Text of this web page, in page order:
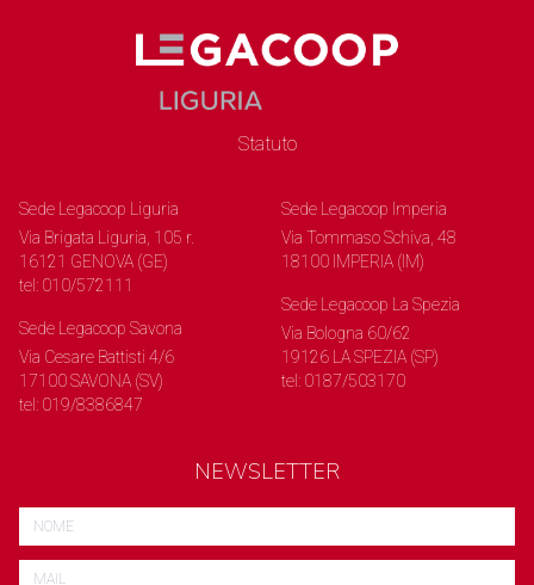
Statuto
Sede Legacoop Liguria
Via Brigata Liguria, 105 r.
16121 GENOVA (GE)
tel: 010/572111
Sede Legacoop Savona
Via Cesare Battisti 4/6
17100 SAVONA (SV)
tel: 019/8386847
Sede Legacoop Imperia
Via Tommaso Schiva, 48
18100 IMPERIA (IM)
Sede Legacoop La Spezia
Via Bologna 60/62
19126 LA SPEZIA (SP)
tel: 0187/503170
NEWSLETTER